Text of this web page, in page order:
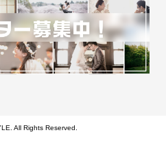
All Rights Reserved.